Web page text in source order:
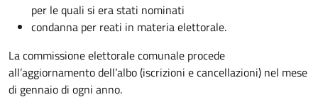
per le quali si era stati nominati
condanna per reati in materia elettorale.
La commissione elettorale comunale procede
all’aggiornamento dell’albo (iscrizioni e cancellazioni) nel mese
di gennaio di ogni anno.